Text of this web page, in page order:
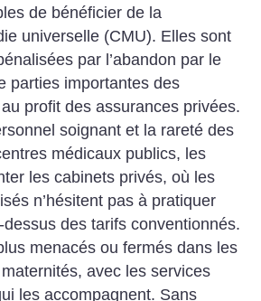
de bénéficier de la
universelle (CMU). Elles sont
par l’abandon par le
parties importantes des
profit des assurances privées.
soignant et la rareté des
médicaux publics, les
les cabinets privés, où les
n’hésitent pas à pratiquer
des tarifs conventionnés.
menacés ou fermés dans les
avec les services
les accompagnent. Sans